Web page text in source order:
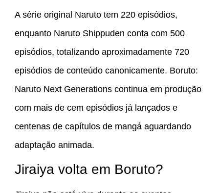
A série original Naruto tem 220 episódios,
enquanto Naruto Shippuden conta com 500
episódios, totalizando aproximadamente 720
episódios de conteúdo canonicamente. Boruto:
Naruto Next Generations continua em produção
com mais de cem episódios já lançados e
centenas de capítulos de mangá aguardando
adaptação animada.
Jiraiya volta em Boruto?